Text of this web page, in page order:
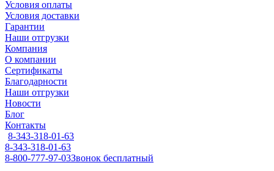
Условия оплаты
Условия доставки
Гарантии
Наши отгрузки
Компания
О компании
Сертификаты
Благодарности
Наши отгрузки
Новости
Блог
Контакты
8-343-318-01-63
8-343-318-01-63
8-800-777-97-03Звонок бесплатный